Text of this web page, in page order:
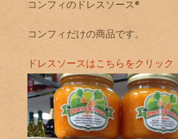
コンフィのドレスソース®️
コンフィだけの商品です。
ドレスソースはこちらをクリック